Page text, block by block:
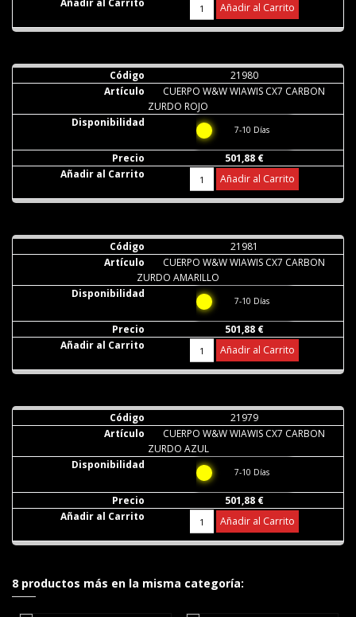
Añadir al Carrito
21980
CUERPO W&W WIAWIS CX7 CARBON
ZURDO ROJO
7-10 Días
501,88 €
Añadir al Carrito
21981
CUERPO W&W WIAWIS CX7 CARBON
ZURDO AMARILLO
7-10 Días
501,88 €
Añadir al Carrito
21979
CUERPO W&W WIAWIS CX7 CARBON
ZURDO AZUL
7-10 Días
501,88 €
Añadir al Carrito
8 productos más en la misma categoría: